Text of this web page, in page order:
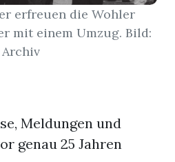
erfreuen die Wohler
mit einem Umzug. Bild:
Archiv
Meldungen und
genau 25 Jahren